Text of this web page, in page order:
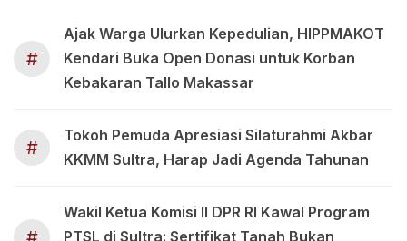
#
Ajak Warga Ulurkan Kepedulian, HIPPMAKOT
Kendari Buka Open Donasi untuk Korban
Kebakaran Tallo Makassar
#
Tokoh Pemuda Apresiasi Silaturahmi Akbar
KKMM Sultra, Harap Jadi Agenda Tahunan
Wakil Ketua Komisi II DPR RI Kawal Program
PTSL di Sultra: Sertifikat Tanah Bukan